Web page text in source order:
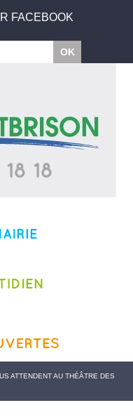
FACEBOOK
ATTENDENT AU THÉÂTRE DES